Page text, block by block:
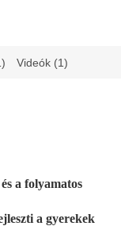
Videók (1)
a folyamatos
a gyerekek